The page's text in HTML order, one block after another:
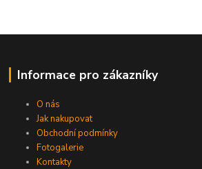
Informace pro zákazníky
O nás
Jak nakupovat
Obchodní podmínky
Fotogalerie
Kontakty